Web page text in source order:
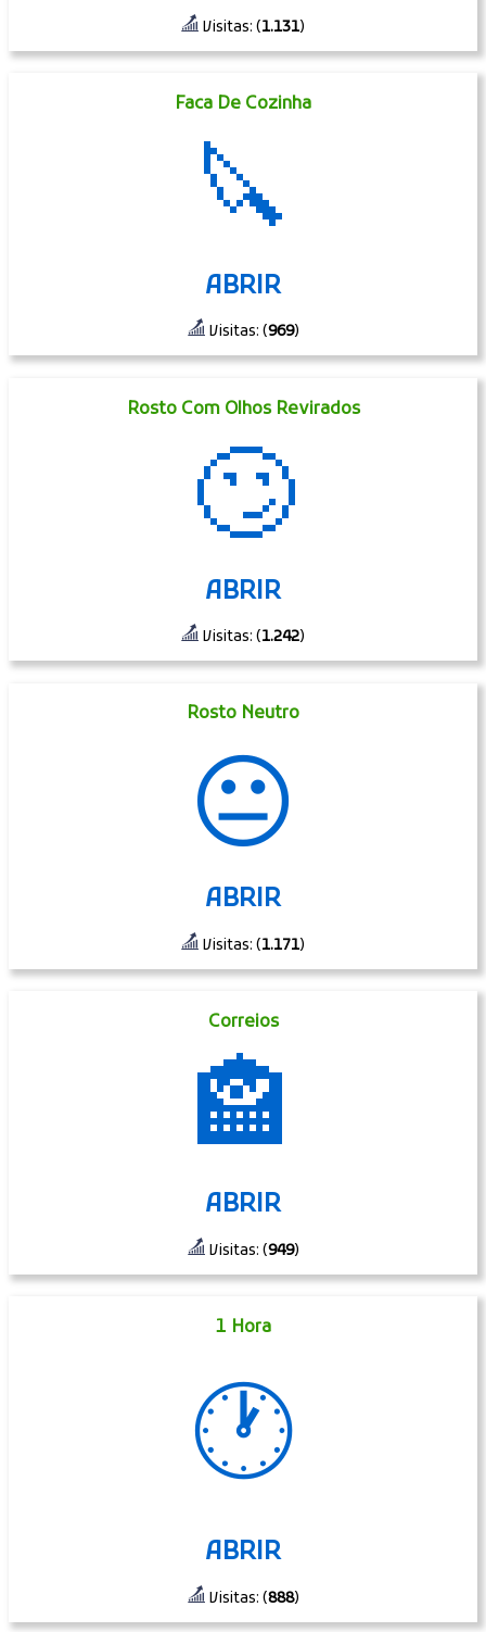
Visitas: (1.131)
Faca De Cozinha
🔪
ABRIR
Visitas: (969)
Rosto Com Olhos Revirados
🙄
ABRIR
Visitas: (1.242)
Rosto Neutro
😐
ABRIR
Visitas: (1.171)
Correios
🏤
ABRIR
Visitas: (949)
1 Hora
🕐
ABRIR
Visitas: (888)